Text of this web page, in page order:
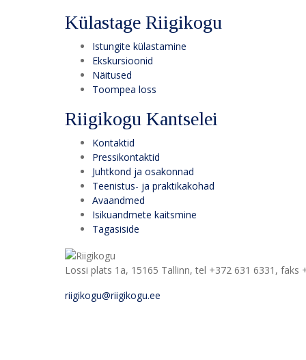
Külastage Riigikogu
Istungite külastamine
Ekskursioonid
Näitused
Toompea loss
Riigikogu Kantselei
Kontaktid
Pressikontaktid
Juhtkond ja osakonnad
Teenistus- ja praktikakohad
Avaandmed
Isikuandmete kaitsmine
Tagasiside
Lossi plats 1a, 15165 Tallinn, tel +372 631 6331, faks
riigikogu@riigikogu.ee